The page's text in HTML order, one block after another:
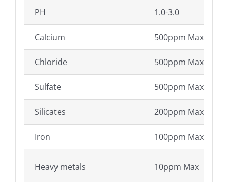
PH 1.0-3.0
Calcium 500ppm Max
Chloride 500ppm Max
Sulfate 500ppm Max
Silicates 200ppm Max
Iron 100ppm Max
Heavy metals 10ppm Max